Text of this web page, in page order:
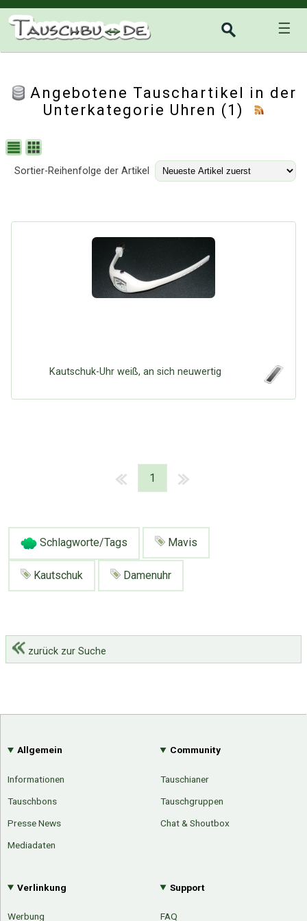
☰
Angebotene Tauschartikel in der
Unterkategorie Uhren (1)
Sortier-Reihenfolge der Artikel
Kautschuk-Uhr weiß, an sich neuwertig
1
Schlagworte/Tags Mavis
Kautschuk Damenuhr
zurück zur Suche
Allgemein
Informationen
Tauschbons
Presse News
Mediadaten
Community
Tauschianer
Tauschgruppen
Chat & Shoutbox
Verlinkung
Werbung
Support
FAQ